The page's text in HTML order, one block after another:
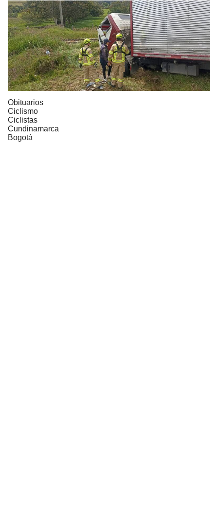
Obituarios
Ciclismo
Ciclistas
Cundinamarca
Bogotá